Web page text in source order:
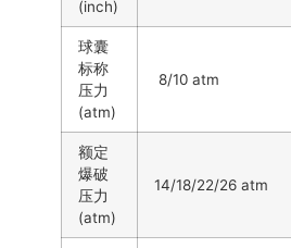
(inch)
球囊
标称
压力
(atm)
8/10 atm
额定
爆破
压力
(atm)
14/18/22/26 atm